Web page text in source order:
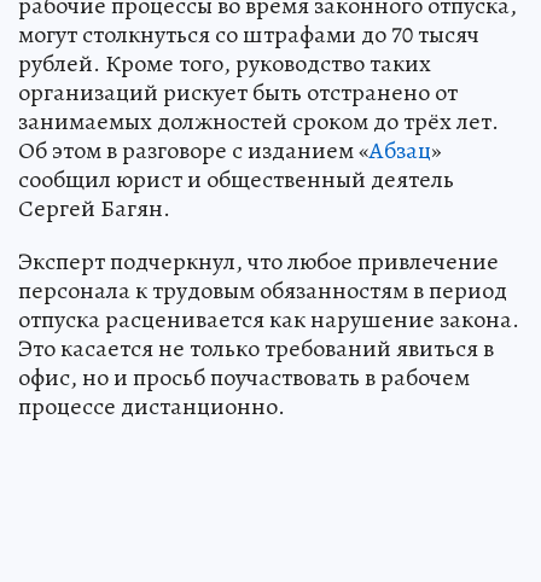
могут столкнуться со штрафами до 70 тысяч
рублей. Кроме того, руководство таких
организаций рискует быть отстранено от
занимаемых должностей сроком до трёх лет.
Об этом в разговоре с изданием «Абзац»
сообщил юрист и общественный деятель
Сергей Багян.
Эксперт подчеркнул, что любое привлечение
персонала к трудовым обязанностям в период
отпуска расценивается как нарушение закона.
Это касается не только требований явиться в
офис, но и просьб поучаствовать в рабочем
процессе дистанционно.